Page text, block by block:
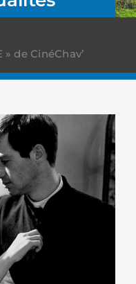
de CinéChav’